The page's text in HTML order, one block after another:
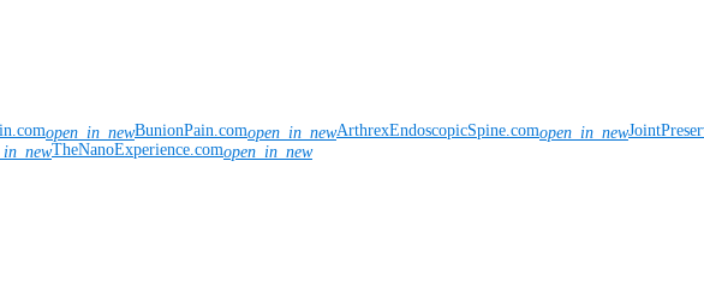
open_in_newBunionPain.comopen_in_newArthrexEndoscopicSpine.comopen_in_new
TheNanoExperience.comopen_in_new